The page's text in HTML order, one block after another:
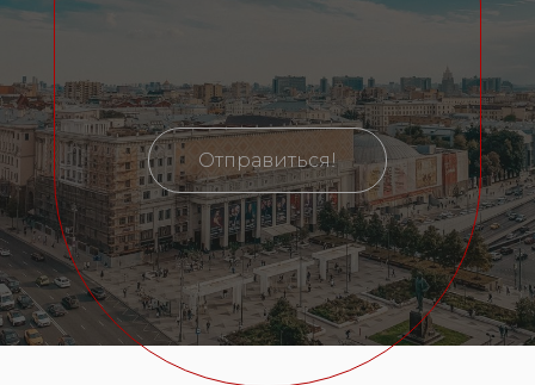
Отправиться!